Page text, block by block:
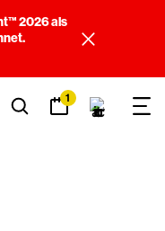
2026 als
1